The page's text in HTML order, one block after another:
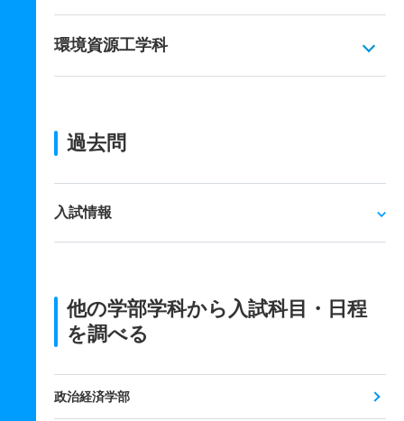
環境資源工学科
過去問
入試情報
他の学部学科から入試科目・日程
を調べる
政治経済学部